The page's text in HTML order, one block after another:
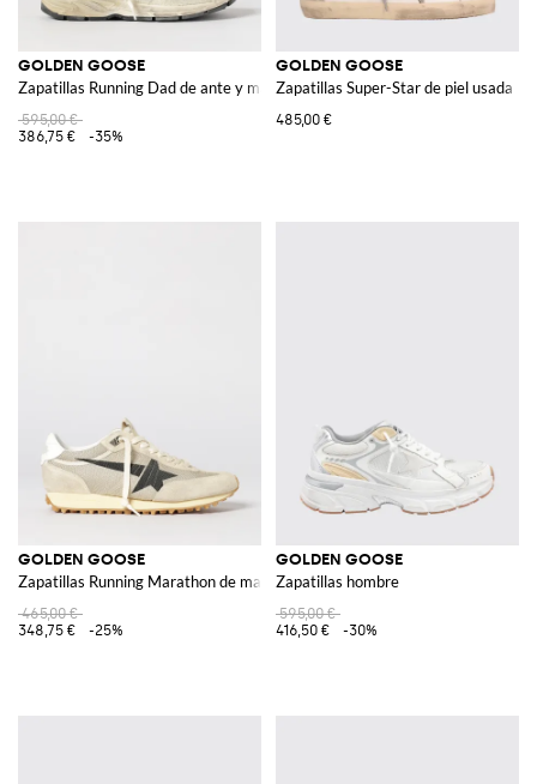
GOLDEN GOOSE
Zapatillas Running Dad de ante y malla usada
595,00 €
386,75 €
-35%
GOLDEN GOOSE
Zapatillas Super-Star de piel usada
485,00 €
GOLDEN GOOSE
Zapatillas Running Marathon de malla y ante
465,00 €
348,75 €
-25%
GOLDEN GOOSE
Zapatillas hombre
595,00 €
416,50 €
-30%